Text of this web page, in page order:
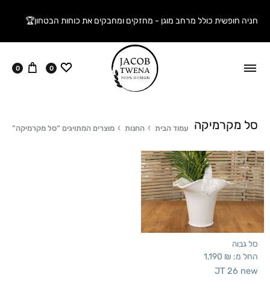
חניה חופשית כולל מרחב מוגן - מחזקים ומחבקים את כוחות הבטחון🏆
ווישליסט
0 עגלה
0
סל מקרמיקה עמוד הבית החנות מוצרים המתויגים “סל מקרמיקה”
סל גבוה
החל מ: 1,190 ₪
JT 26 new